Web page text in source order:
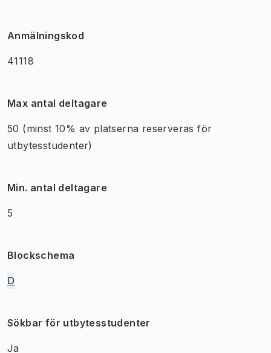
Anmälningskod
41118
Max antal deltagare
50 (minst 10% av platserna reserveras för
utbytesstudenter)
Min. antal deltagare
5
Blockschema
D
Sökbar för utbytesstudenter
Ja